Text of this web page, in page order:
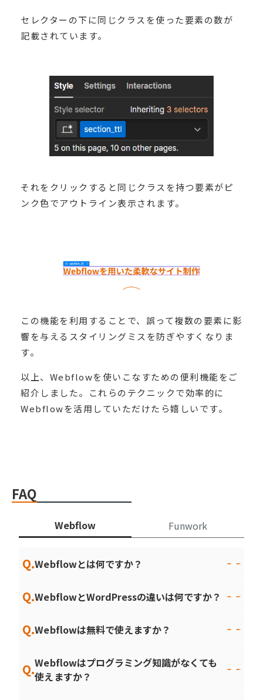
セレクターの下に同じクラスを使った要素の数が
記載されています。
それをクリックすると同じクラスを持つ要素がピ
ンク色でアウトライン表示されます。
この機能を利用することで、誤って複数の要素に影
響を与えるスタイリングミスを防ぎやすくなりま
す。
以上、Webflowを使いこなすための便利機能をご
紹介しました。これらのテクニックで効率的に
Webflowを活用していただけたら嬉しいです。
FAQ
Webflow Funwork
Q.Webflowとは何ですか？
Q.WebflowとWordPressの違いは何ですか？
Q.Webflowは無料で使えますか？
Q.Webflowはプログラミング知識がなくても
使えますか？